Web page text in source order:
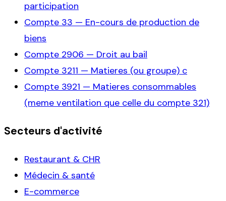
participation
Compte 33 — En-cours de production de
biens
Compte 2906 — Droit au bail
Compte 3211 — Matieres (ou groupe) c
Compte 3921 — Matieres consommables
(meme ventilation que celle du compte 321)
Secteurs d'activité
Restaurant & CHR
Médecin & santé
E-commerce